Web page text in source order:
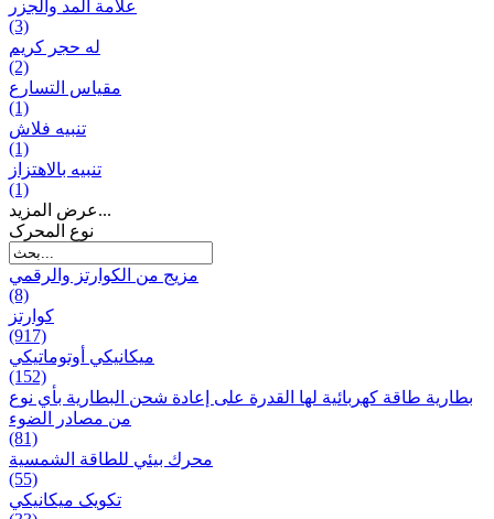
علامة المد والجزر
(3)
له حجر كريم
(2)
مقياس التسارع
(1)
تنبيه فلاش
(1)
تنبيه بالاهتزاز
(1)
عرض المزيد...
نوع المحرک
مزيج من الكوارتز والرقمي
(8)
كوارتز
(917)
ميكانيكي أوتوماتيكي
(152)
بطارية طاقة كهربائية لها القدرة على إعادة شحن البطارية بأي نوع
من مصادر الضوء
(81)
محرك بيئي للطاقة الشمسية
(55)
تکویک ميكانيكي